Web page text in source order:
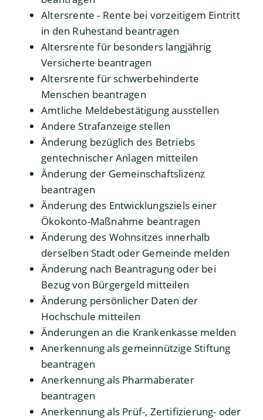
Altersrente - Rente bei vorzeitigem Eintritt
in den Ruhestand beantragen
Altersrente für besonders langjährig
Versicherte beantragen
Altersrente für schwerbehinderte
Menschen beantragen
Amtliche Meldebestätigung ausstellen
Andere Strafanzeige stellen
Änderung bezüglich des Betriebs
gentechnischer Anlagen mitteilen
Änderung der Gemeinschaftslizenz
beantragen
Änderung des Entwicklungsziels einer
Ökokonto-Maßnahme beantragen
Änderung des Wohnsitzes innerhalb
derselben Stadt oder Gemeinde melden
Änderung nach Beantragung oder bei
Bezug von Bürgergeld mitteilen
Änderung persönlicher Daten der
Hochschule mitteilen
Änderungen an die Krankenkasse melden
Anerkennung als gemeinnützige Stiftung
beantragen
Anerkennung als Pharmaberater
beantragen
Anerkennung als Prüf-, Zertifizierung- oder